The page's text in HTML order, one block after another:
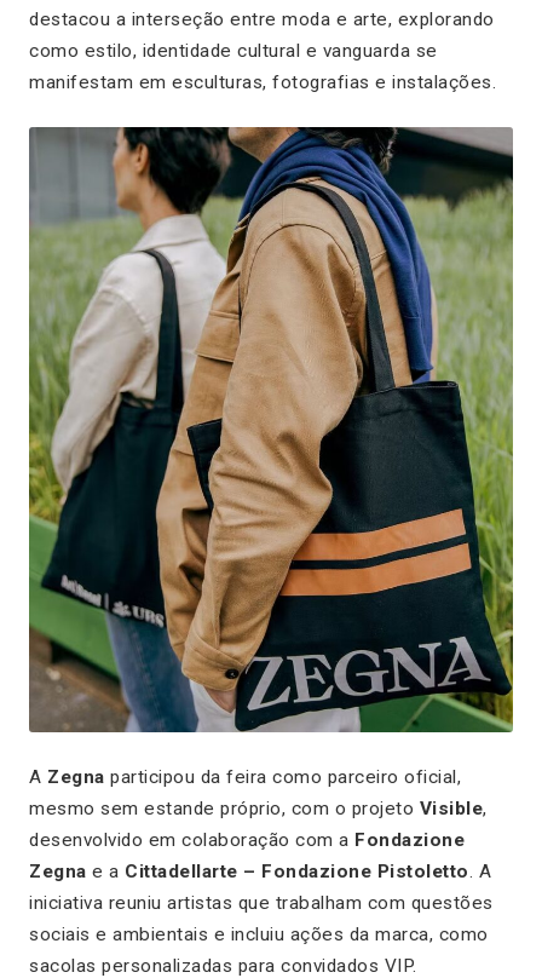
destacou a interseção entre moda e arte, explorando
como estilo, identidade cultural e vanguarda se
manifestam em esculturas, fotografias e instalações.
A Zegna participou da feira como parceiro oficial,
mesmo sem estande próprio, com o projeto Visible,
desenvolvido em colaboração com a Fondazione
Zegna e a Cittadellarte – Fondazione Pistoletto. A
iniciativa reuniu artistas que trabalham com questões
sociais e ambientais e incluiu ações da marca, como
sacolas personalizadas para convidados VIP.